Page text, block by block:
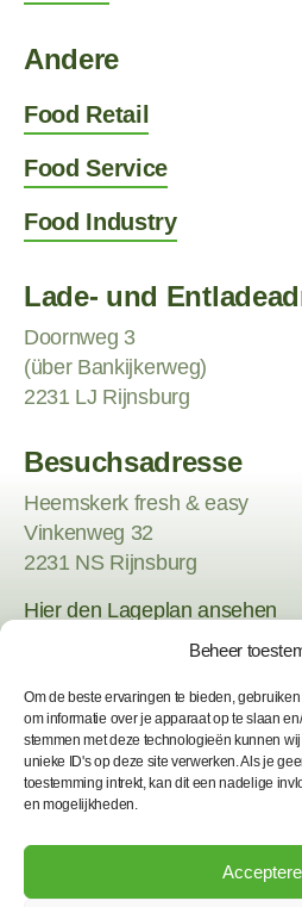
Beheer
Om de beste ervaringen te bieden,
om informatie over je apparaat op te slaan
stemmen met deze technologieën kunnen
unieke ID's op deze site verwerken. Als je
toestemming intrekt, kan dit een nadelige
en mogelijkheden.
Andere
Food Retail
Food Service
Food Industry
Lade- und
Doornweg 3
(über Bankijkerweg)
2231 LJ Rijnsburg
Besuchsadresse
Heemskerk fresh & easy
Vinkenweg 32
2231 NS Rijnsburg
Hierden Lageplan ansehen
Heemskerk fresh & easy
Postfach 137
2230 AC Rijnsburg
Folgen Sie uns